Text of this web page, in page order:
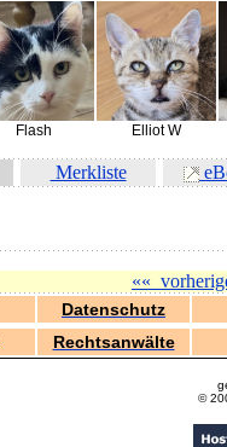
Flash Elliot W
Merkliste
««
Datenschutz
Rechtsanwälte
©